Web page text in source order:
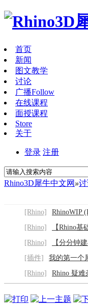
首页
新闻
图文教学
讨论
广播Follow
在线课程
面授课程
Store
关于
登录 注册
Rhino3D犀牛中文网 »
[Rhino]
RhinoWIP
[Rhino]
【Rhino
[Rhino]
【分分钟
[插件]
我的第一
[Rhino]
Rhino 疑难